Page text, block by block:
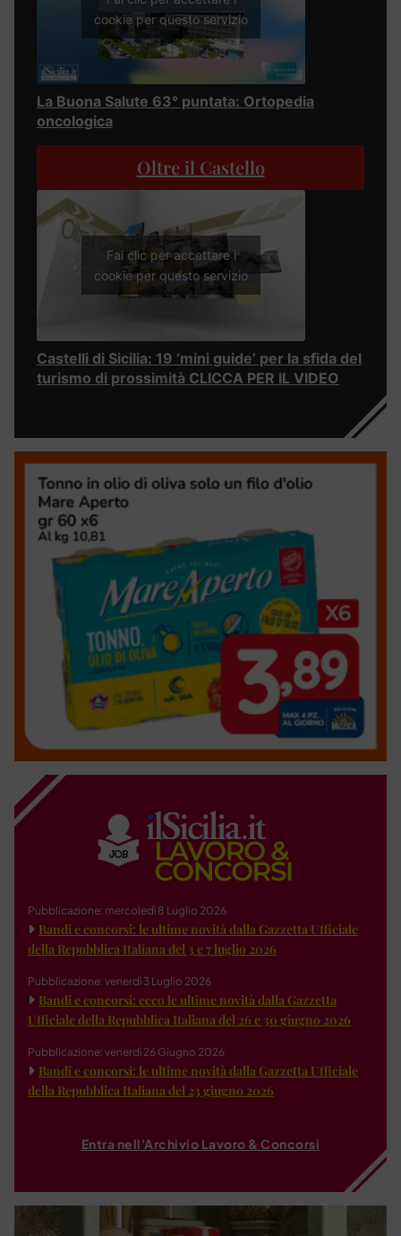
cookie per questo servizio
La Buona Salute 63° puntata: Ortopedia
oncologica
Oltre il Castello
Fai clic per accettare i
cookie per questo servizio
Castelli di Sicilia: 19 ‘mini guide’ per la sfida del
turismo di prossimità CLICCA PER IL VIDEO
Pubblicazione: mercoledì 8 Luglio 2026
Bandi e concorsi: le ultime novità dalla Gazzetta Ufficiale
della Repubblica Italiana del 3 e 7 luglio 2026
Pubblicazione: venerdì 3 Luglio 2026
Bandi e concorsi: ecco le ultime novità dalla Gazzetta
Ufficiale della Repubblica Italiana del 26 e 30 giugno 2026
Pubblicazione: venerdì 26 Giugno 2026
Bandi e concorsi: le ultime novità dalla Gazzetta Ufficiale
della Repubblica Italiana del 23 giugno 2026
Entra nell'Archivio Lavoro & Concorsi